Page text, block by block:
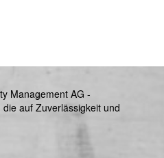
Management AG -
auf Zuverlässigkeit und